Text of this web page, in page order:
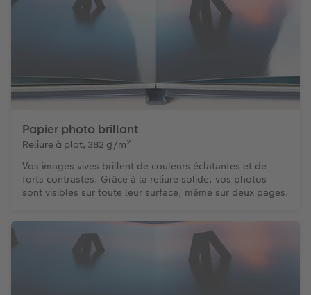
Papier photo brillant
Reliure à plat, 382 g/m²
Vos images vives brillent de couleurs éclatantes et de
forts contrastes. Grâce à la reliure solide, vos photos
sont visibles sur toute leur surface, même sur deux pages.